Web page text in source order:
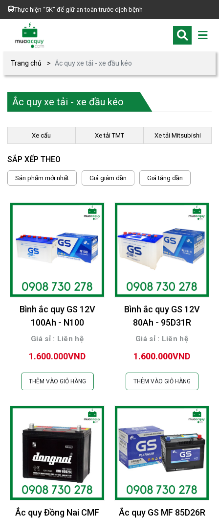
Thực hiện “5K” để giữ an toàn trước dịch bệnh
Trang chủ Ắc quy xe tải - xe đầu kéo
Ắc quy xe tải - xe đầu kéo
Xe cẩu Xe tải TMT Xe tải Mitsubishi
SẮP XẾP THEO
Sản phẩm mới nhất Giá giảm dần Giá tăng dần
Bình ắc quy GS 12V
100Ah - N100
Giá sỉ : Liên hệ
1.600.000VND
THÊM VÀO GIỎ HÀNG
Bình ắc quy GS 12V
80Ah - 95D31R
Giá sỉ : Liên hệ
1.600.000VND
THÊM VÀO GIỎ HÀNG
Ắc quy Đồng Nai CMF
Ắc quy GS MF 85D26R